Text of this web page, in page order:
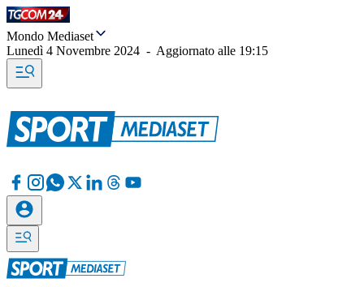
Mondo Mediaset
Lunedì 4 Novembre 2024 - Aggiornato alle 19:15